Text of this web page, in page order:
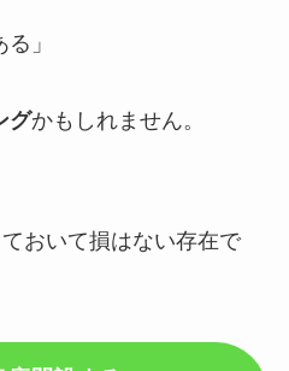
」
グかもしれません。
おいて損はない存在で